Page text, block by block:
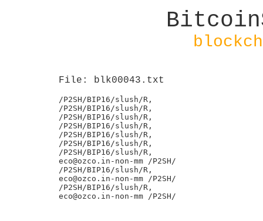
File: blk00043.txt
/P2SH/BIP16/slush/R,
/P2SH/BIP16/slush/R,
/P2SH/BIP16/slush/R,
/P2SH/BIP16/slush/R,
/P2SH/BIP16/slush/R,
/P2SH/BIP16/slush/R,
/P2SH/BIP16/slush/R,
eco@ozco.in-non-mm /P2SH/
/P2SH/BIP16/slush/R,
eco@ozco.in-non-mm /P2SH/
/P2SH/BIP16/slush/R,